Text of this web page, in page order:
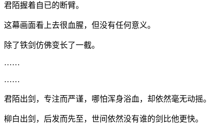
君陌握着自已的断臂。
这幕画面看上去很血腥，但没有任何意义。
除了铁剑仿佛变长了一截。
……
……
君陌出剑，专注而严谨，哪怕浑身浴血，却依然毫无动摇。
柳白出剑，后发而先至，世间依然没有谁的剑比他更快。